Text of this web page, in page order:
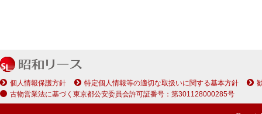
個人情報保護方針 特定個人情報等の適切な取扱いに関する基本方針
古物営業法に基づく東京都公安委員会許可証番号：第301128000285号